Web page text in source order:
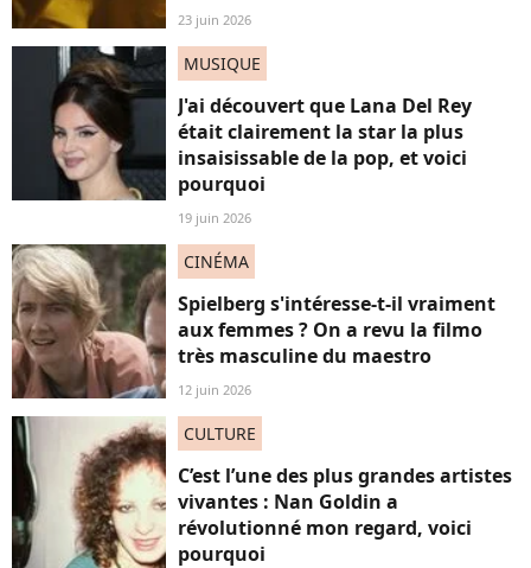
23 juin 2026
MUSIQUE
J'ai découvert que Lana Del Rey
était clairement la star la plus
insaisissable de la pop, et voici
pourquoi
19 juin 2026
CINÉMA
Spielberg s'intéresse-t-il vraiment
aux femmes ? On a revu la filmo
très masculine du maestro
12 juin 2026
CULTURE
C’est l’une des plus grandes artistes
vivantes : Nan Goldin a
révolutionné mon regard, voici
pourquoi